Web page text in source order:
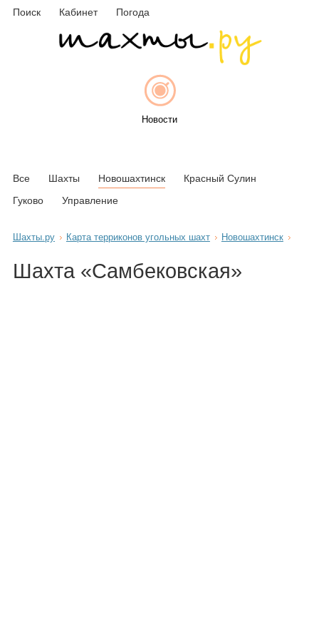
Поиск Кабинет Погода
Новости
Афиша
Все Шахты Новошахтинск
Красный Сулин
Гуково
Управление
Шахты.ру Карта терриконов угольных шахт Новошахтинск
Шахта «Самбековская»